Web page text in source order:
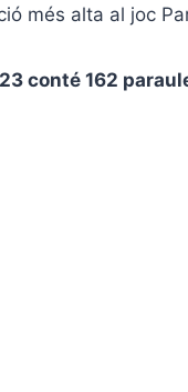
més alta al joc
conté 162